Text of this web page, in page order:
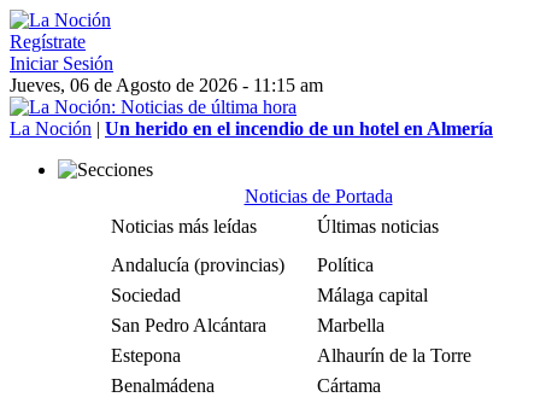
Regístrate
Iniciar Sesión
Jueves, 06 de Agosto de 2026 - 11:15 am
La Noción | Un herido en el incendio de un hotel en Almería
Noticias de Portada
Noticias más leídas
Últimas noticias
Andalucía (provincias)
Política
Sociedad
Málaga capital
San Pedro Alcántara
Marbella
Estepona
Alhaurín de la Torre
Benalmádena
Cártama